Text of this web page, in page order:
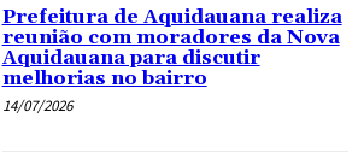
Prefeitura de Aquidauana realiza
reunião com moradores da Nova
Aquidauana para discutir
melhorias no bairro
14/07/2026